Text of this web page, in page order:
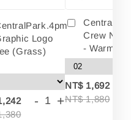
Logo
(Grass)
- +
Crew
- Warm
NT$ 1,692
NT$ 1,880